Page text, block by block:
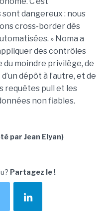
dangereux : nous
cross-border dès
» Noma a
des contrôles
du moindre privilège, de
dépôt à l’autre, et de
requêtes pull et les
non fiables.
par Jean Elyan)
Partagez le !